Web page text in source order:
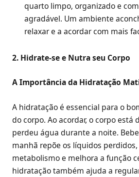
quarto limpo, organizado e
agradável. Um ambiente
relaxar e a acordar com mais
2. Hidrate-se e Nutra seu Corpo
A Importância da Hidratação
A hidratação é essencial para o
do corpo. Ao acordar, o corpo está
perdeu água durante a noite.
manhã repõe os líquidos
metabolismo e melhora a função
hidratação também ajuda a